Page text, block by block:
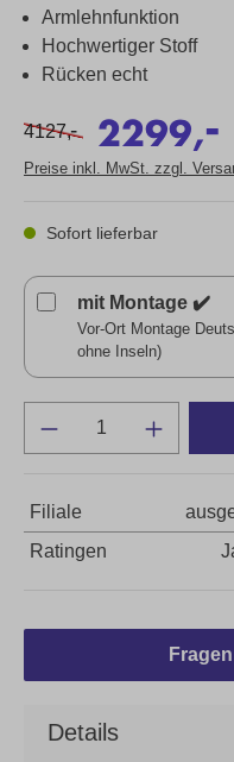
Armlehnfunktion
Hochwertiger Stoff
Rücken echt
4127,- 2299,
-
Preise inkl. MwSt. zzgl.
Sofort lieferbar
mit Montage ✔️
Vor-Ort Montage
ohne Inseln)
Filiale
Ratingen
Details